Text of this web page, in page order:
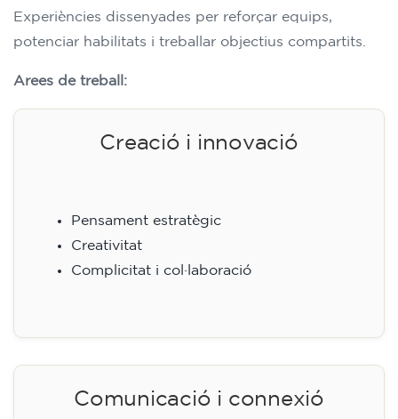
Experiències dissenyades per reforçar equips,
potenciar habilitats i treballar objectius compartits.
Arees de treball:
Creació i innovació
Pensament estratègic
Creativitat
Complicitat i col·laboració
Comunicació i connexió